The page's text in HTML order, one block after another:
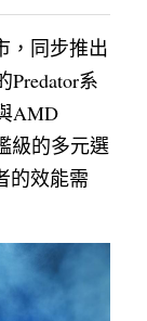
，同步推出
系
AMD
級的多元選
的效能需